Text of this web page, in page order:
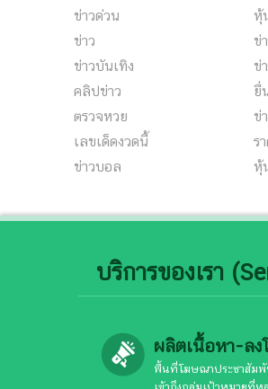
ข่าวด่วน
ข่าว
ข่าวบันเทิง
คลิปข่าว
ตรวจหวย
เลขเด็ดงวดนี้
ข่าวบอล
หุ้
ข่
ข่
ยื่
ข่
ร
หุ้
บริการของเรา
ผลิตเนื้อหา-ล
พื้นที่โฆษณาประชาสัมพั